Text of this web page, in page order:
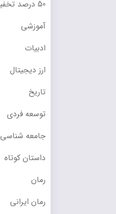
50 درصد تخفیف
آموزشی
ادبیات
ارز دیجیتال
تاریخ
توسعه فردی
جامعه شناسی
داستان کوتاه
رمان
رمان ایرانی